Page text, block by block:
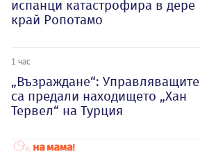
испанци катастрофира в дере
край Ропотамо
1 час
„Възраждане“: Управляващите
са предали находището „Хан
Тервел“ на Турция